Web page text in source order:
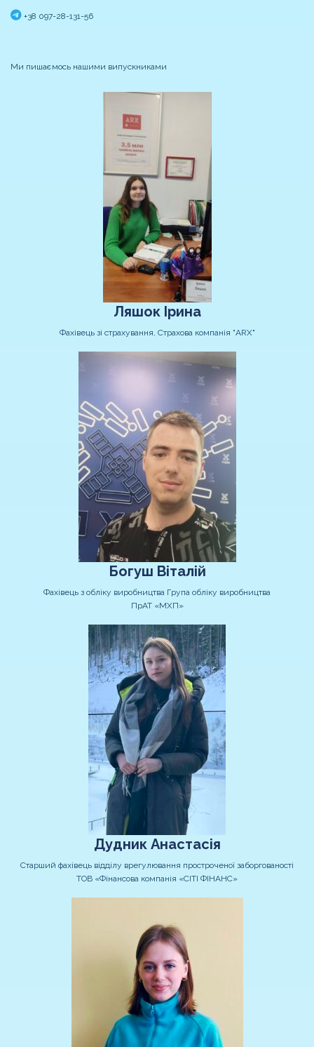
+38 097-28-131-56
Ми пишаємось нашими випускниками
Ляшок Ірина
Фахівець зі страхування, Страхова компанія "ARX"
Богуш Віталій
Фахівець з обліку виробництва Група обліку виробництва
ПрАТ «МХП»
Дудник Анастасія
Старший фахівець відділу врегулювання простроченої заборгованості
ТОВ «Фінансова компанія «СІТІ ФІНАНС»